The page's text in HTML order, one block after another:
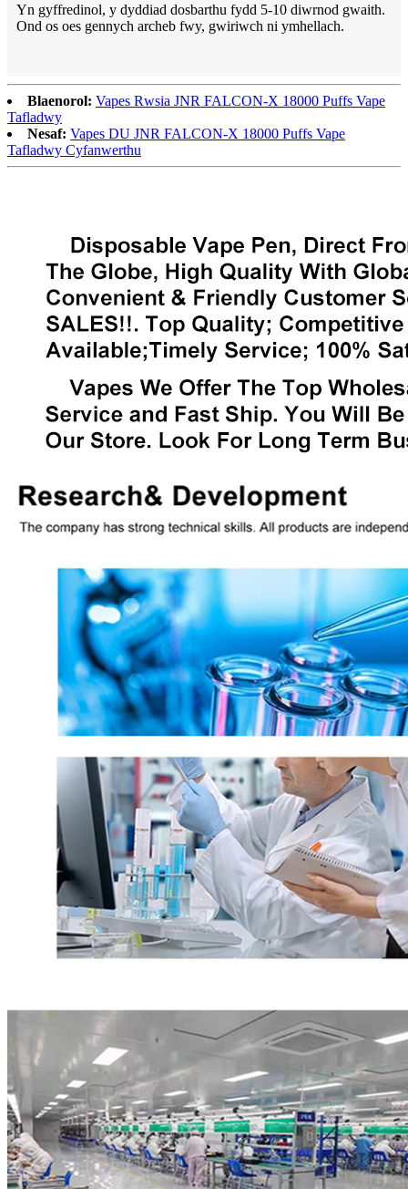
Yn gyffredinol, y dyddiad dosbarthu fydd 5-10 diwrnod gwaith.
Ond os oes gennych archeb fwy, gwiriwch ni ymhellach.
Blaenorol: Vapes Rwsia JNR FALCON-X 18000 Puffs Vape
Tafladwy
Nesaf: Vapes DU JNR FALCON-X 18000 Puffs Vape
Tafladwy Cyfanwerthu